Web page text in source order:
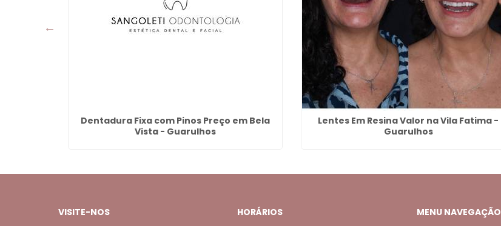
Dentadura Fixa com Pinos Preço em Bela
Vista - Guarulhos
Lentes Em Resina Valor na Vila Fatima -
Guarulhos
VISITE-NOS HORÁRIOS MENU NAVEGAÇÃO